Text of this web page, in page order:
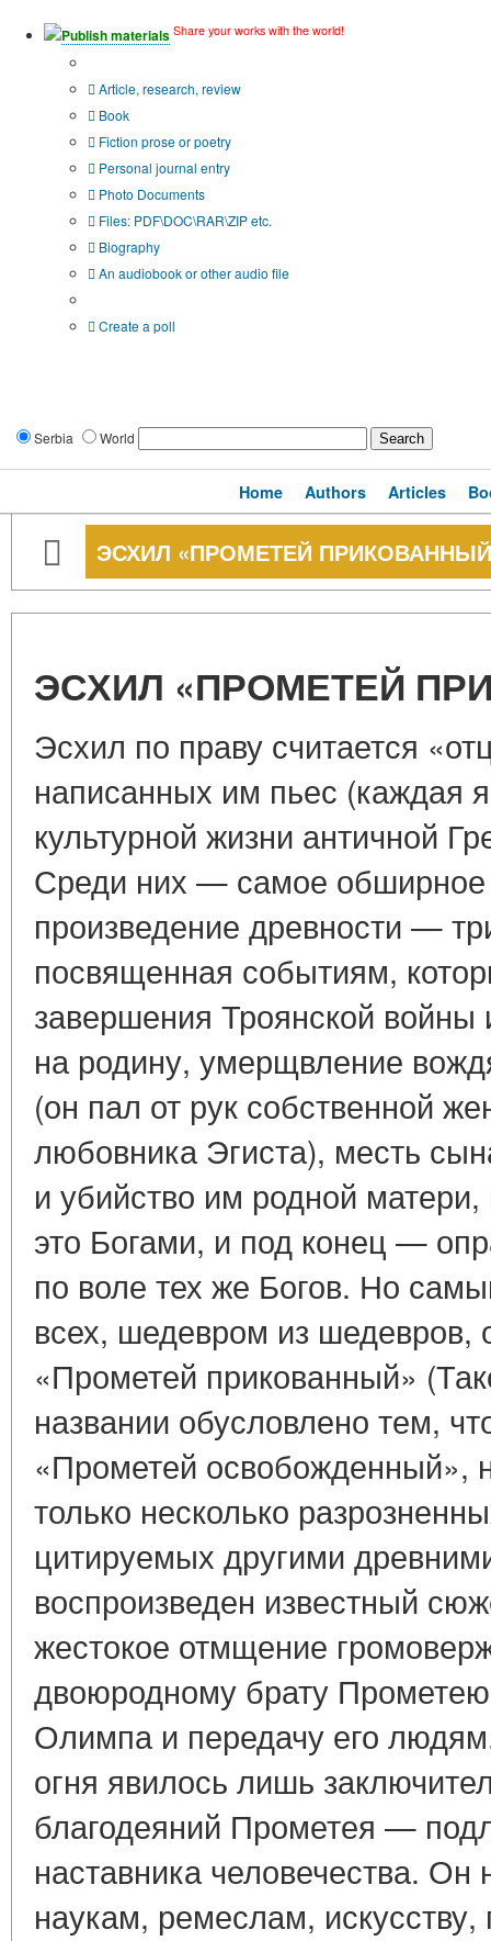
Publish materials Share your works with the world!
Article, research, review
Book
Fiction prose or poetry
Personal journal entry
Photo Documents
Files: PDF\DOC\RAR\ZIP etc.
Biography
An audiobook or other audio file
Create a poll
Serbia World
Home Authors Articles
ЭСХИЛ «ПРОМЕТЕЙ
ЭСХИЛ «ПРОМЕТЕЙ
Эсхил по праву считается
написанных им пьес (каждая
культурной жизни античной
Среди них — самое обширное
произведение древности —
посвященная событиям,
завершения Троянской войны
на родину, умерщвление
(он пал от рук собственной
любовника Эгиста), месть
и убийство им родной
это Богами, и под конец —
по воле тех же Богов. Но
всех, шедевром из шедевров,
«Прометей прикованный»
названии обусловлено тем,
«Прометей освобожденный»,
только несколько
цитируемых другими
воспроизведен известный
жестокое отмщение
двоюродному брату
Олимпа и передачу его
огня явилось лишь
благодеяний Прометея —
наставника человечества.
наукам, ремеслам,